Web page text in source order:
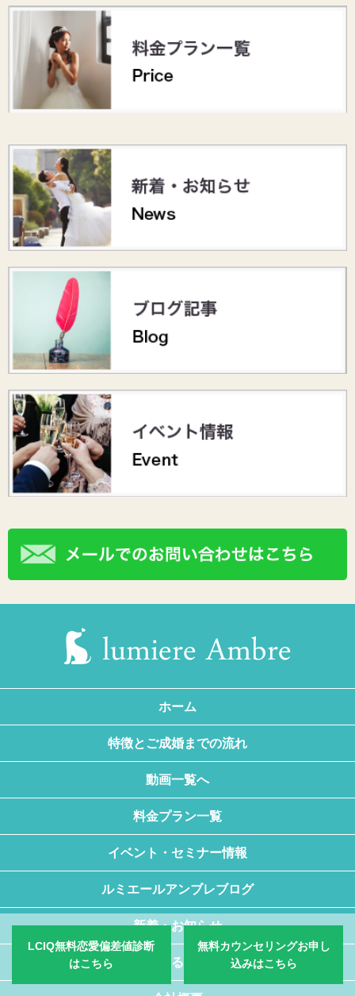
LCIQ無料恋愛偏差値診断
はこちら
無料カウンセリングお申し
込みはこちら
ホーム
特徴とご成婚までの流れ
動画一覧へ
料金プラン一覧
イベント・セミナー情報
ルミエールアンブレブログ
新着・お知らせ
よくあるご質問